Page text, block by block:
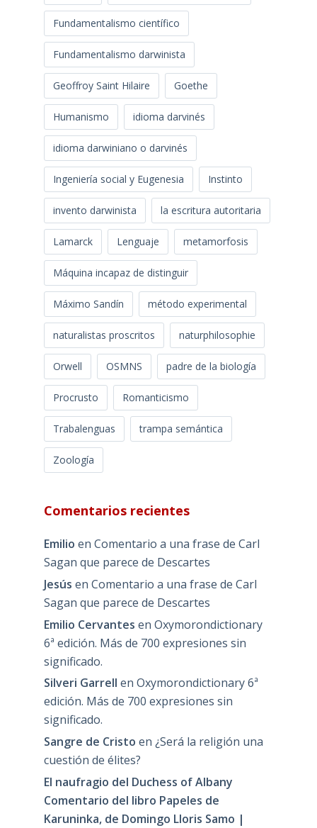
Fundamentalismo científico
Fundamentalismo darwinista
Geoffroy Saint Hilaire Goethe
Humanismo idioma darvinés
idioma darwiniano o darvinés
Ingeniería social y Eugenesia Instinto
invento darwinista la escritura autoritaria
Lamarck Lenguaje metamorfosis
Máquina incapaz de distinguir
Máximo Sandín método experimental
naturalistas proscritos naturphilosophie
Orwell OSMNS padre de la biología
Procrusto Romanticismo
Trabalenguas trampa semántica
Zoología
Comentarios recientes
Emilio en Comentario a una frase de Carl
Sagan que parece de Descartes
Jesús en Comentario a una frase de Carl
Sagan que parece de Descartes
Emilio Cervantes en Oxymorondictionary
6ª edición. Más de 700 expresiones sin
significado.
Silveri Garrell en Oxymorondictionary 6ª
edición. Más de 700 expresiones sin
significado.
Sangre de Cristo en ¿Será la religión una
cuestión de élites?
El naufragio del Duchess of Albany
Comentario del libro Papeles de
Karuninka, de Domingo Lloris Samo |